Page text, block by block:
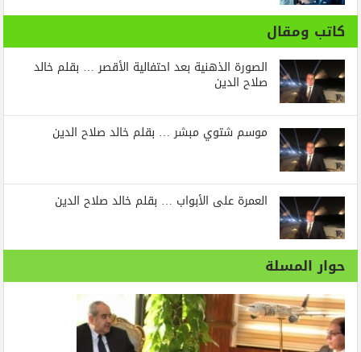
كاتب ومقال
الصورة الذهنية بعد احتفالية الأقصر … بقلم خالد
صلاح الدين
موسم شتوي مبشر … بقلم خالد صلاح الدين
العمرة على الأبواب … بقلم خالد صلاح الدين
حوار المسلة